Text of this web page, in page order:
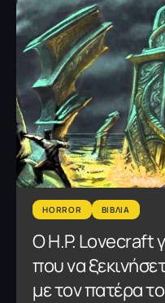
HORROR ΒΙΒΛΙΑ
Ο H.P. Lovecraft
που να
με τον πατέρα